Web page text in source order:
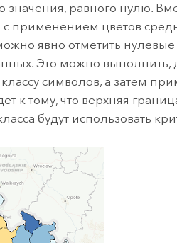
равного нулю.
применением цветов
явно отметить нулевые
Это можно выполнить,
символов, а затем
к тому, что верхняя
будут использовать